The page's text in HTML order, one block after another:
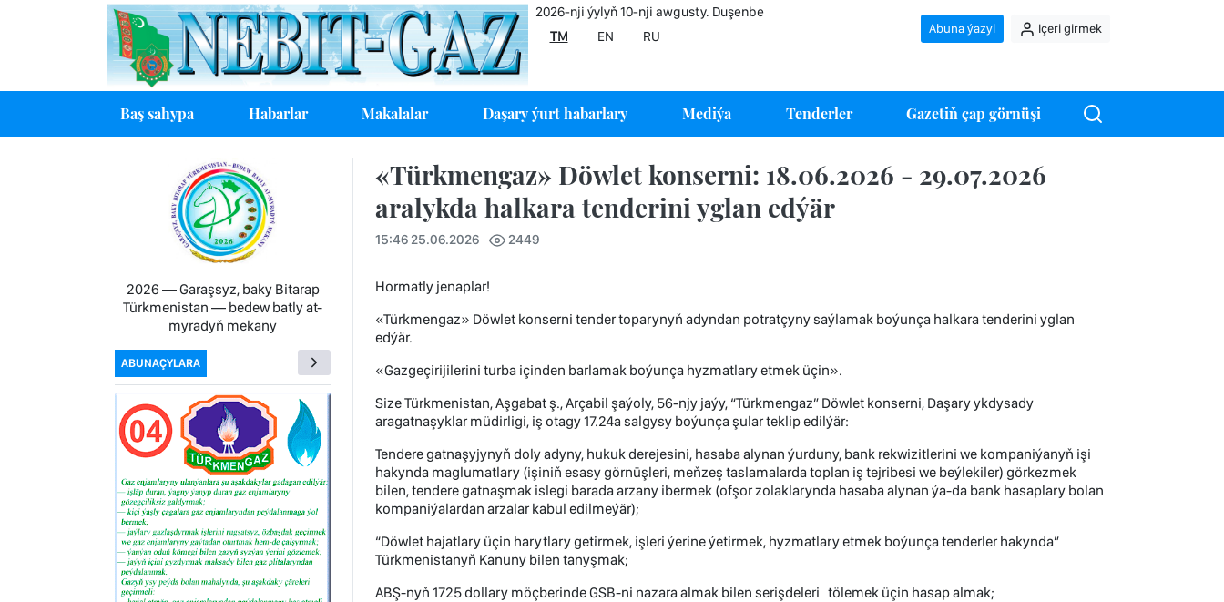
2026-nji ýylyň 10-nji awgusty. Duşenbe
TM
EN RU
Abuna ýazyl Içeri girmek
Baş sahypa Habarlar Makalalar Daşary ýurt habarlary Mediýa Tenderler Gazetiň çap görnüşi
«Türkmengaz» Döwlet konserni: 18.06.2026 - 29.07.2026
aralykda halkara tenderini yglan edýär
15:46 25.06.2026 2449
Hormatly jenaplar!
«Türkmengaz» Döwlet konserni tender toparynyň adyndan potratçyny saýlamak boýunça halkara tenderini yglan
edýär.
«Gazgeçirijilerini turba içinden barlamak boýunça hyzmatlary etmek üçin».
Size Türkmenistan, Aşgabat ş., Arçabil şaýoly, 56-njy jaýy, “Türkmengaz” Döwlet konserni, Daşary ykdysady
aragatnaşyklar müdirligi, iş otagy 17.24a salgysy boýunça şular teklip edilýär:
Tendere gatnaşyjynyň doly adyny, hukuk derejesini, hasaba alynan ýurduny, bank rekwizitlerini we kompaniýanyň işi
hakynda maglumatlary (işiniň esasy görnüşleri, meňzeş taslamalarda toplan iş tejribesi we beýlekiler) görkezmek
bilen, tendere gatnaşmak islegi barada arzany ibermek (ofşor zolaklarynda hasaba alynan ýa-da bank hasaplary bolan
kompaniýalardan arzalar kabul edilmeýär);
“Döwlet hajatlary üçin harytlary getirmek, işleri ýerine ýetirmek, hyzmatlary etmek boýunça tenderler hakynda”
Türkmenistanyň Kanuny bilen tanyşmak;
ABŞ-nyň 1725 dollary möçberinde GSB-ni nazara almak bilen serişdeleri tölemek üçin hasap almak;
2026 — Garaşsyz, baky Bitarap
Türkmenistan — bedew batly at-
myradyň mekany
ABUNAÇYLARA